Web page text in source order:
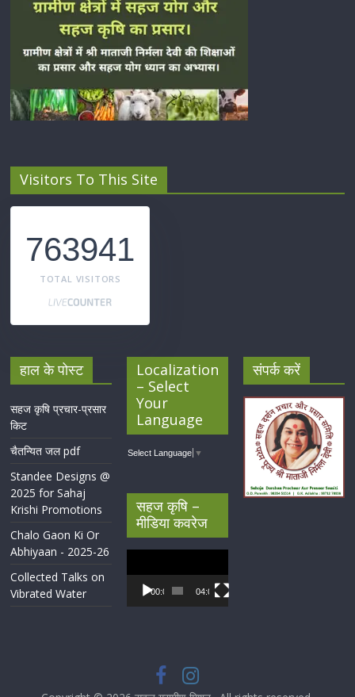
Visitors To This Site
763941
TOTAL VISITORS
हाल के पोस्ट
सहज कृषि प्रचार-प्रसार
किट
चैतन्यित जल pdf
Standee Designs @
2025 for Sahaj
Krishi Promotions
Chalo Gaon Ki Or
Abhiyaan - 2025-26
Collected Talks on
Vibrated Water
Localization
– Select
Your
Language
Select Language ▼
सहज कृषि –
मीडिया कवरेज
Player
00:00 04:07
संपर्क करें